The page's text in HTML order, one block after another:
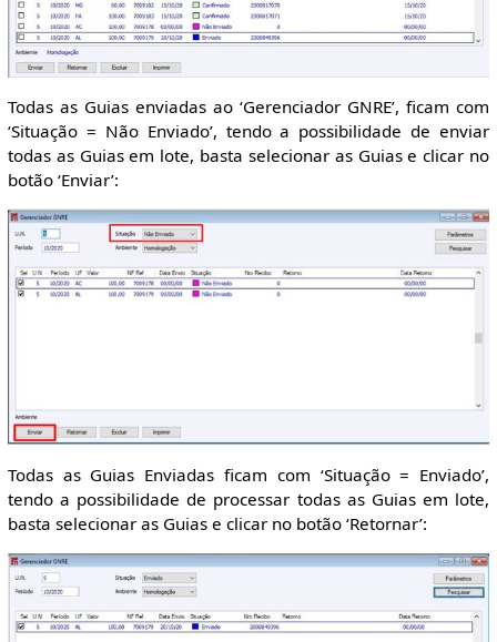
Todas as Guias enviadas ao ‘Gerenciador GNRE’, ficam com
‘Situação = Não Enviado’, tendo a possibilidade de enviar
todas as Guias em lote, basta selecionar as Guias e clicar no
botão ‘Enviar’:
Todas as Guias Enviadas ficam com ‘Situação = Enviado’,
tendo a possibilidade de processar todas as Guias em lote,
basta selecionar as Guias e clicar no botão ‘Retornar’: